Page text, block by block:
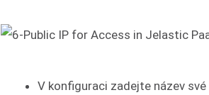
V konfiguraci zadejte název